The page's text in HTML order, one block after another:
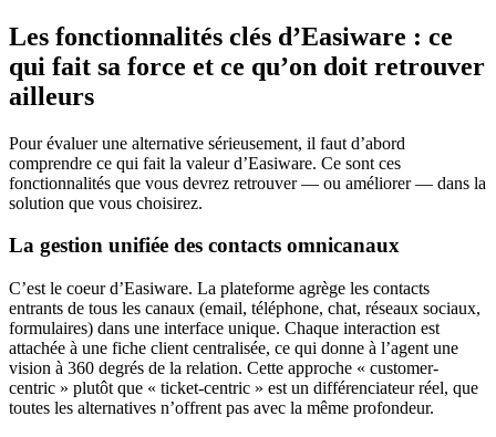
Les fonctionnalités clés d’Easiware : ce
qui fait sa force et ce qu’on doit retrouver
ailleurs
Pour évaluer une alternative sérieusement, il faut d’abord
comprendre ce qui fait la valeur d’Easiware. Ce sont ces
fonctionnalités que vous devrez retrouver — ou améliorer — dans la
solution que vous choisirez.
La gestion unifiée des contacts omnicanaux
C’est le coeur d’Easiware. La plateforme agrège les contacts
entrants de tous les canaux (email, téléphone, chat, réseaux sociaux,
formulaires) dans une interface unique. Chaque interaction est
attachée à une fiche client centralisée, ce qui donne à l’agent une
vision à 360 degrés de la relation. Cette approche « customer-
centric » plutôt que « ticket-centric » est un différenciateur réel, que
toutes les alternatives n’offrent pas avec la même profondeur.